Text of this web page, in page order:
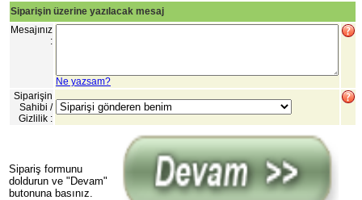
Siparişin üzerine yazılacak mesaj
Mesajınız
:
Ne yazsam?
Siparişin
Sahibi /
Gizlilik :
Sipariş formunu
doldurun ve "Devam"
butonuna basınız.